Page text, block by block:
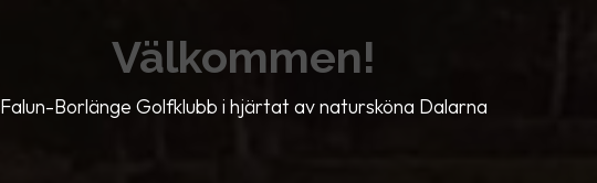
Välkommen!
Falun-Borlänge Golfklubb i hjärtat av natursköna Dalarna